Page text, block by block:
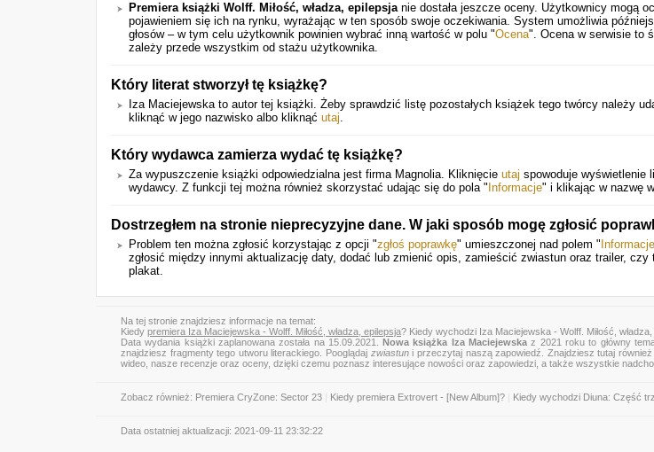
Premiera książki Wolff. Miłość, władza, epilepsjanie dostała jeszcze oceny. Użytkownicy mogą
pojawieniem się ich na rynku, wyrażając w ten sposób swoje oczekiwania. System umożliwia
głosów – w tym celu użytkownik powinien wybrać inną wartość w polu "Ocena". Ocena w serwisie to
zależy przede wszystkim od stażu użytkownika.
Który literat stworzył tę książkę?
Iza Maciejewska to autor tej książki. Żeby sprawdzić listę pozostałych książek tego twórcy należy
kliknąć w jego nazwisko albo kliknąć utaj.
Który wydawca zamierza wydać tę książkę?
Za wypuszczenie książki odpowiedzialna jest firma Magnolia. Kliknięcie utaj spowoduje wyświetlenie
wydawcy. Z funkcji tej można również skorzystać udając się do pola " Informacje" i klikając w nazwę
Dostrzegłem na stronie nieprecyzyjne dane. W jaki sposób mogę zgłosić
Problem ten można zgłosić korzystając z opcji "zgłoś poprawkę" umieszczonej nad polem " Informacje
zgłosić między innymi aktualizację daty, dodać lub zmienić opis, zamieścić zwiastun oraz trailer, czy
plakat.
Na tej stronie znajdziesz informacje na temat:
Kiedy premiera Iza Maciejewska - Wolff. Miłość, władza, epilepsja? Kiedy wychodzi Iza Maciejewska - Wolff. Miłość,
Data wydania książki zaplanowana została na 15.09.2021.Nowa książka Iza Maciejewska z 2021 roku to główny
znajdziesz fragmenty tego utworu literackiego. Pooglądaj zwiastuni przeczytaj naszą zapowiedź. Znajdziesz tutaj
wideo, nasze recenzje oraz oceny, dzięki czemu poznasz interesujące nowości oraz zapowiedzi, a także wszystkie
Zobacz również: Premiera CryZone: Sector 23 Kiedy premiera Extrovert - [New Album]? Kiedy wychodzi Diuna: Część
Data ostatniej aktualizacji: 2021-09-11 23:32:22